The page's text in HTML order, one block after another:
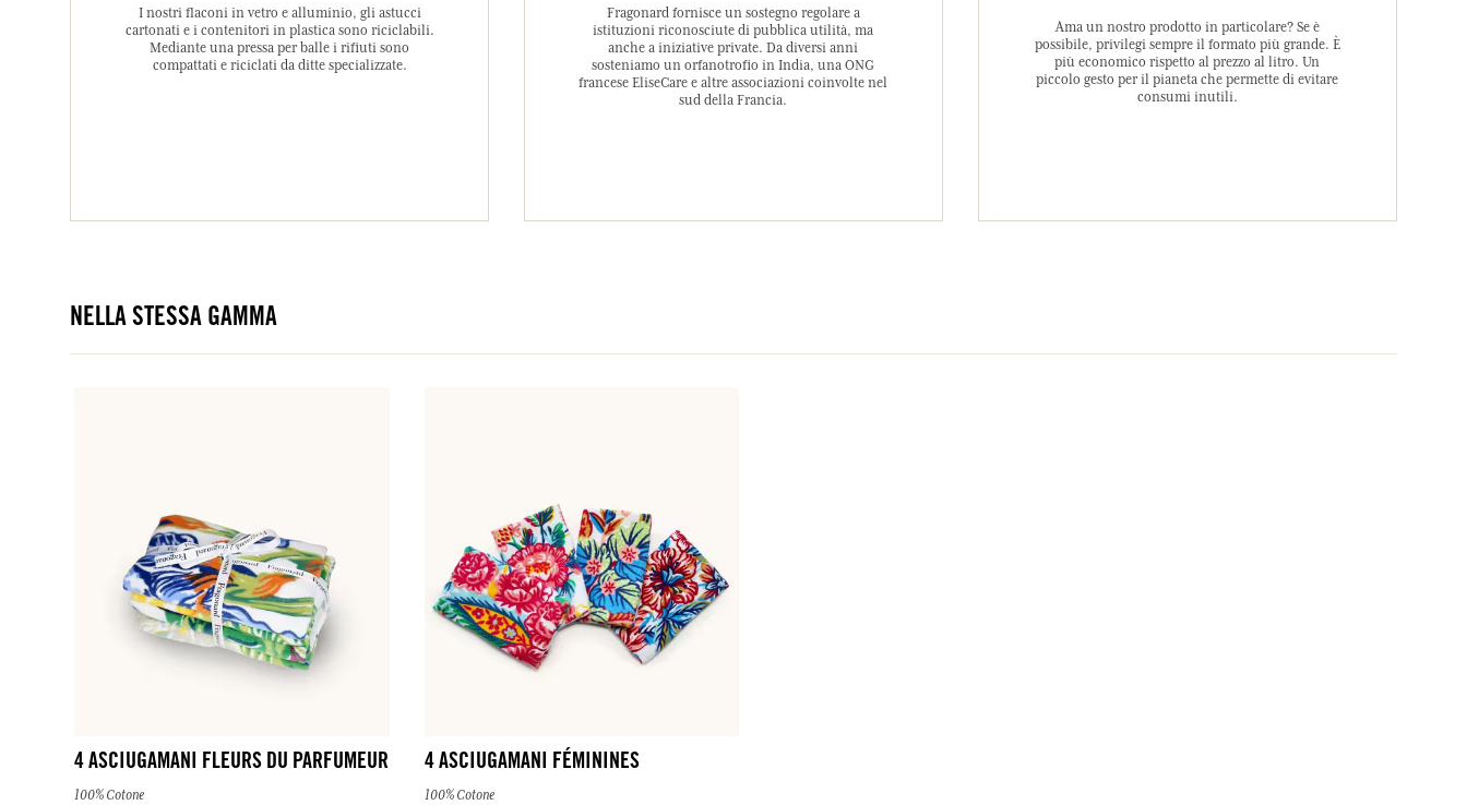
I nostri flaconi in vetro e alluminio, gli astucci
cartonati e i contenitori in plastica sono riciclabili.
Mediante una pressa per balle i rifiuti sono
compattati e riciclati da ditte specializzate.
Fragonard fornisce un sostegno regolare a
istituzioni riconosciute di pubblica utilità, ma
anche a iniziative private. Da diversi anni
sosteniamo un orfanotrofio in India, una ONG
francese EliseCare e altre associazioni coinvolte nel
sud della Francia.
Ama un nostro prodotto in particolare? Se è
possibile, privilegi sempre il formato più grande. È
più economico rispetto al prezzo al litro. Un
piccolo gesto per il pianeta che permette di evitare
consumi inutili.
NELLA STESSA GAMMA
4 ASCIUGAMANI FLEURS DU PARFUMEUR
100% Cotone
4 ASCIUGAMANI FÉMININES
100% Cotone